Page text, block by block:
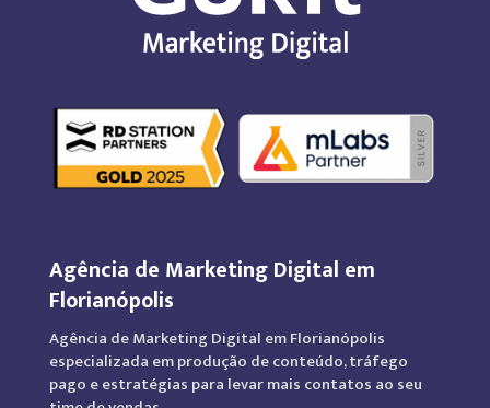
Agência de Marketing Digital em
Florianópolis
Agência de Marketing Digital em Florianópolis
especializada em produção de conteúdo, tráfego
pago e estratégias para levar mais contatos ao seu